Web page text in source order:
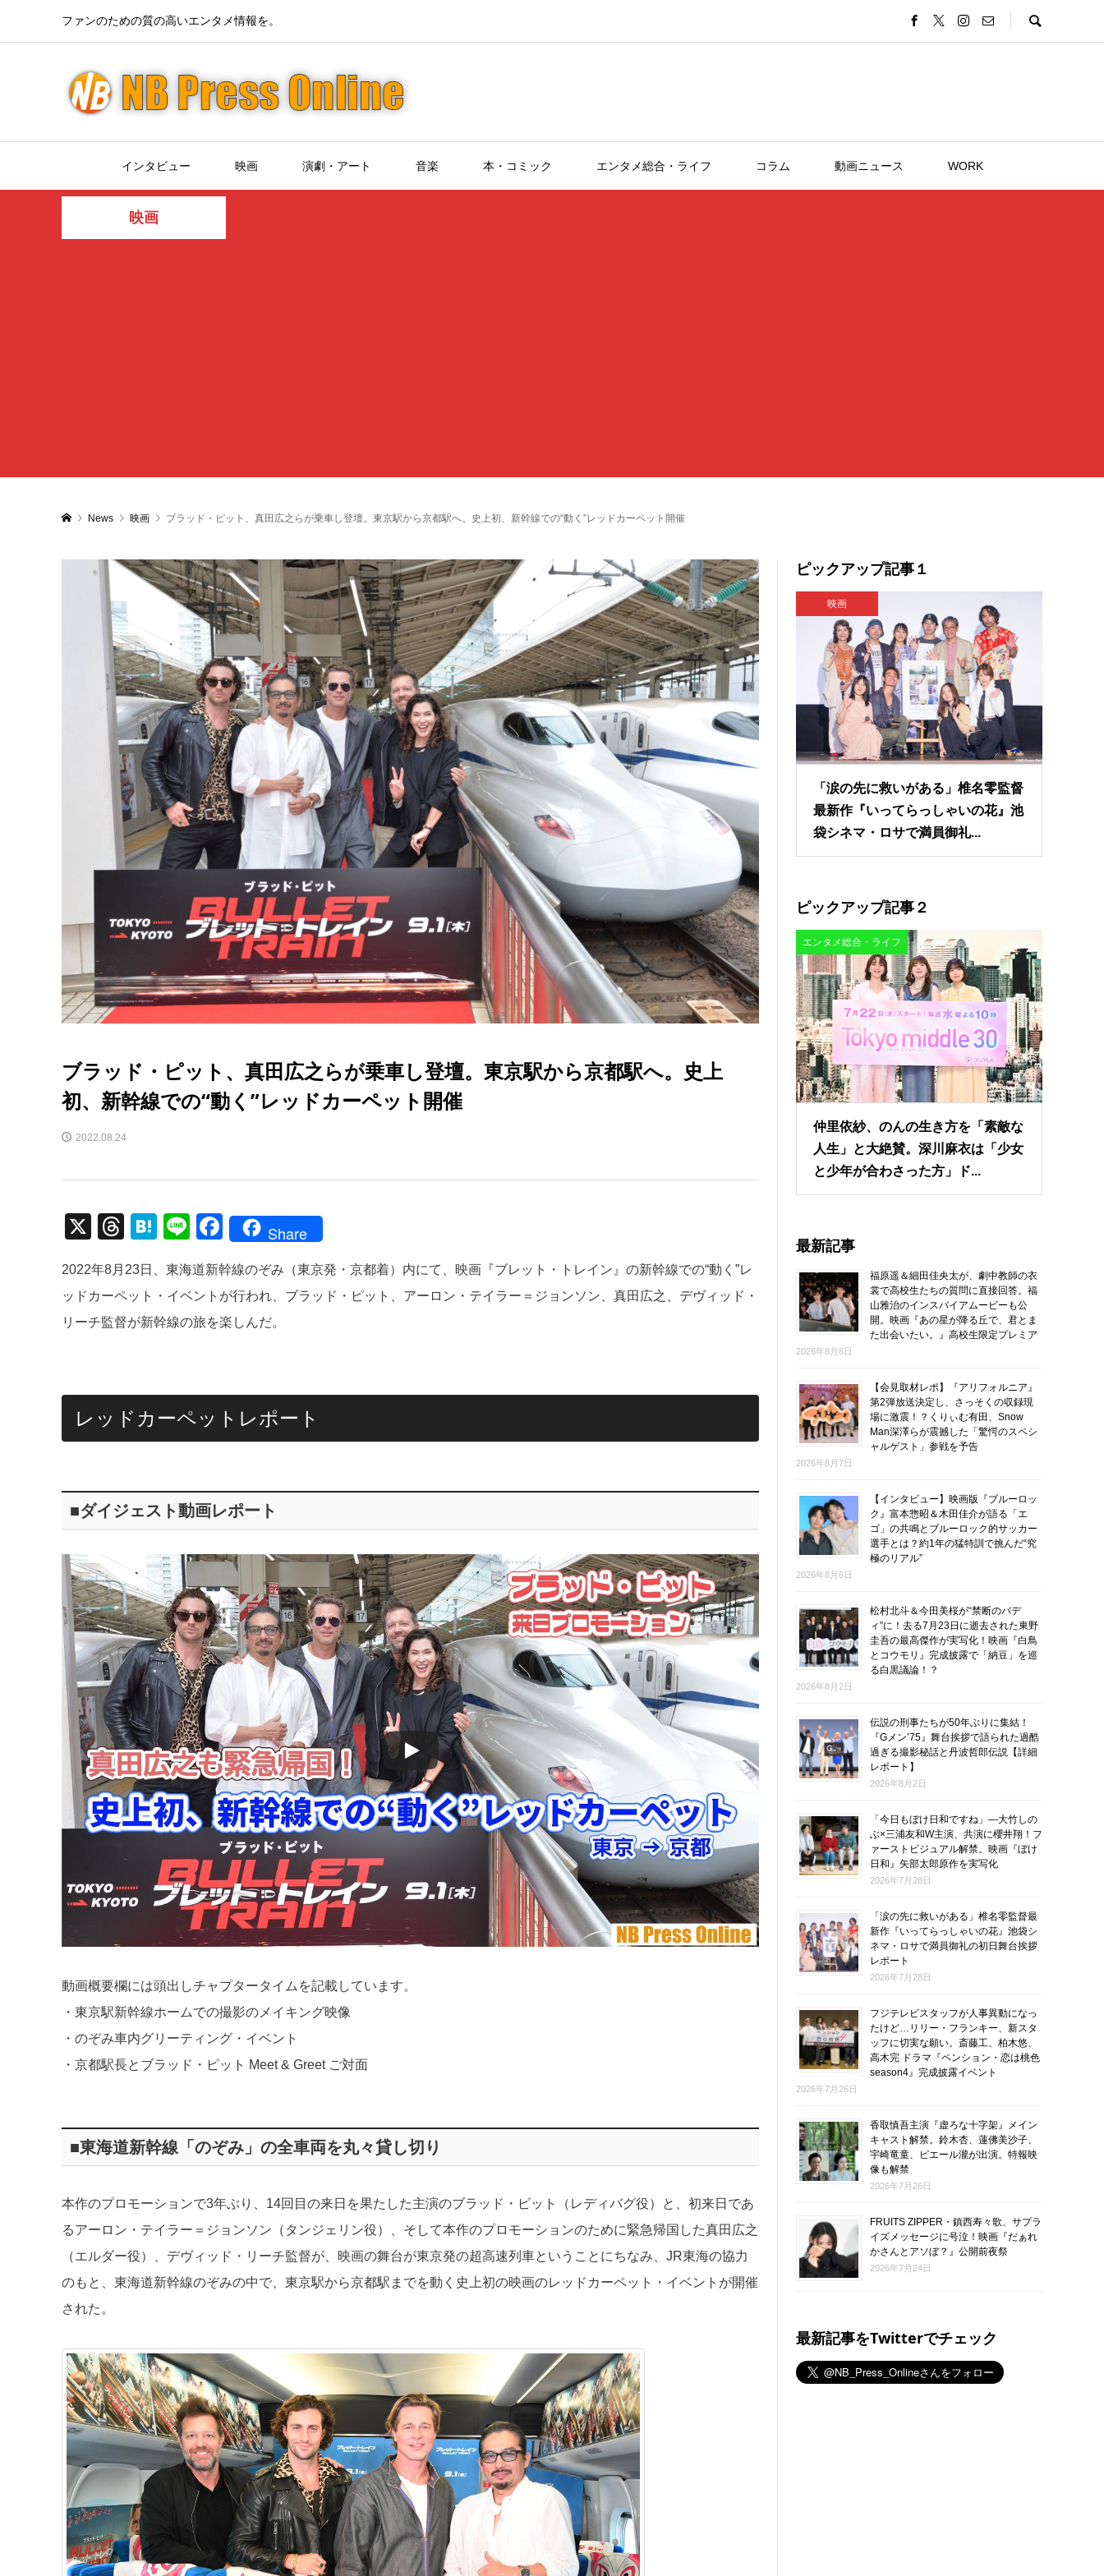
ファンのための質の高いエンタメ情報を。
インタビュー 映画 演劇・アート 音楽 本・コミック エンタメ総合・ライフ コラム 動画ニュース WORK
映画
News 映画 ブラッド・ピット、真田広之らが乗車し登壇。東京駅から京都駅へ。史上初、新幹線での“動く”レッドカーペット開催
ブラッド・ピット、真田広之らが乗車し登壇。東京駅から京都駅へ。史上
初、新幹線での“動く”レッドカーペット開催
2022.08.24
X
T
e
a
d
H
e
n
a
Li
e
F
c
e
b
k
Share
2022年8月23日、東海道新幹線のぞみ（東京発・京都着）内にて、映画『ブレット・トレイン』の新幹線での“動く”レ
ッドカーペット・イベントが行われ、ブラッド・ピット、アーロン・テイラー＝ジョンソン、真田広之、デヴィッド・
リーチ監督が新幹線の旅を楽しんだ。
レッドカーペットレポート
■ダイジェスト動画レポート
動画概要欄には頭出しチャプタータイムを記載しています。
・東京駅新幹線ホームでの撮影のメイキング映像
・のぞみ車内グリーティング・イベント
・京都駅長とブラッド・ピット Meet & Greet ご対面
■東海道新幹線「のぞみ」の全車両を丸々貸し切り
本作のプロモーションで3年ぶり、14回目の来日を果たした主演のブラッド・ピット（レディバグ役）と、初来日であ
るアーロン・テイラー＝ジョンソン（タンジェリン役）、そして本作のプロモーションのために緊急帰国した真田広之
（エルダー役）、デヴィッド・リーチ監督が、映画の舞台が東京発の超高速列車ということにちなみ、JR東海の協力
のもと、東海道新幹線のぞみの中で、東京駅から京都駅までを動く史上初の映画のレッドカーペット・イベントが開催
された。
ピックアップ記事１
映画
「涙の先に救いがある」椎名零監督
最新作『いってらっしゃいの花』池
袋シネマ・ロサで満員御礼...
ピックアップ記事２
エンタメ総合・ライフ
仲里依紗、のんの生き方を「素敵な
人生」と大絶賛。深川麻衣は「少女
と少年が合わさった方」ド...
最新記事
福原遥＆細田佳央太が、劇中教師の衣
裳で高校生たちの質問に直接回答。福
山雅治のインスパイアムービーも公
開。映画『あの星が降る丘で、君とま
た出会いたい。』高校生限定プレミア
2026年8月8日
【会見取材レポ】『アリフォルニア』
第2弾放送決定し、さっそくの収録現
場に激震！？くりぃむ有田、Snow
Man深澤らが震撼した「驚愕のスペシ
ャルゲスト」参戦を予告
2026年8月7日
【インタビュー】映画版『ブルーロッ
ク』富本惣昭＆木田佳介が語る「エ
ゴ」の共鳴とブルーロック的サッカー
選手とは？約1年の猛特訓で挑んだ“究
極のリアル”
2026年8月6日
松村北斗＆今田美桜が“禁断のバデ
ィ”に！去る7月23日に逝去された東野
圭吾の最高傑作が実写化！映画『白鳥
とコウモリ』完成披露で「納豆」を巡
る白黒議論！？
2026年8月2日
伝説の刑事たちが50年ぶりに集結！
『Gメン’75』舞台挨拶で語られた過酷
過ぎる撮影秘話と丹波哲郎伝説【詳細
レポート】
2026年8月2日
「今日もぼけ日和ですね」―大竹しの
ぶ×三浦友和W主演、共演に櫻井翔！フ
ァーストビジュアル解禁。映画『ぼけ
日和』矢部太郎原作を実写化
2026年7月28日
「涙の先に救いがある」椎名零監督最
新作『いってらっしゃいの花』池袋シ
ネマ・ロサで満員御礼の初日舞台挨拶
レポート
2026年7月28日
フジテレビスタッフが人事異動になっ
たけど…リリー・フランキー、新スタ
ッフに切実な願い。斎藤工、柏木悠、
高木完 ドラマ『ペンション・恋は桃色
season4』完成披露イベント
2026年7月26日
香取慎吾主演『虚ろな十字架』メイン
キャスト解禁。鈴木杏、蓮佛美沙子、
宇崎竜童、ピエール瀧が出演。特報映
像も解禁
2026年7月26日
FRUITS ZIPPER・鎮西寿々歌、サプラ
イズメッセージに号泣！映画『だぁれ
かさんとアソぼ？』公開前夜祭
2026年7月24日
最新記事をTwitterでチェック